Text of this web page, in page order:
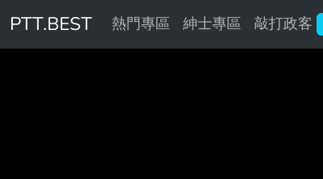
PTT.BEST 熱門專區 紳士專區 敲打政客